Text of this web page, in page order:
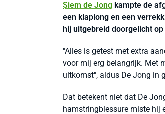
Siem de Jong kampte de
een klaplong en een
hij uitgebreid doorgelicht
"Alles is getest met extra
voor mij erg belangrijk. Met
uitkomst", aldus De Jong in
Dat betekent niet dat De
hamstringblessure miste hij